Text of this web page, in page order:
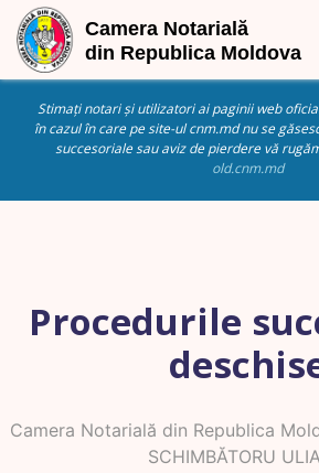
Stimați notari și utilizatori ai paginii web
în cazul în care pe site-ul cnm.md nu se
succesoriale sau aviz de pierdere vă
old.cnm.md
Procedurile
Camera Notarială din Republica
SCHIMBĂTORU